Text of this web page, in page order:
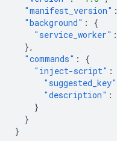
"manifest_version" :
"background" :
{
"service_worker" :
},
"commands" :
{
"inject-script" :
"suggested_key"
"description" :
}
}
}